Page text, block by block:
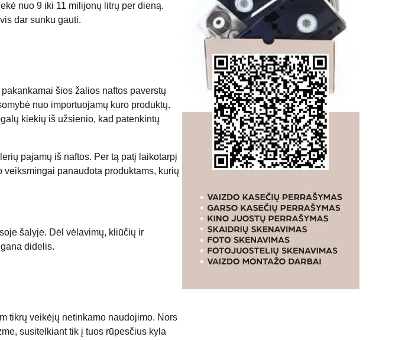
nuo 9 iki 11 milijonų litrų per dieną.
dar sunku gauti.
šios žalios naftos paverstų
nuo importuojamų kuro produktų.
kiekių iš užsienio, kad patenkintų
pajamų iš naftos. Per tą patį laikotarpį
panaudota produktams, kurių
šalyje. Dėl vėlavimų, kliūčių ir
didelis.
tikrų veikėjų netinkamo naudojimo. Nors
susitelkiant tik į tuos rūpesčius kyla